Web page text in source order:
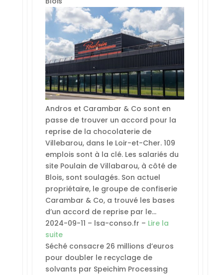
Andros et Carambar & Co sont en
passe de trouver un accord pour la
reprise de la chocolaterie de
Villebarou, dans le Loir-et-Cher. 109
emplois sont à la clé. Les salariés du
site Poulain de Villabarou, à côté de
Blois, sont soulagés. Son actuel
propriétaire, le groupe de confiserie
Carambar & Co, a trouvé les bases
d’un accord de reprise par le…
2024-09-11 – lsa-conso.fr – Lire la
suite
Séché consacre 26 millions d’euros
pour doubler le recyclage de
solvants par Speichim Processing